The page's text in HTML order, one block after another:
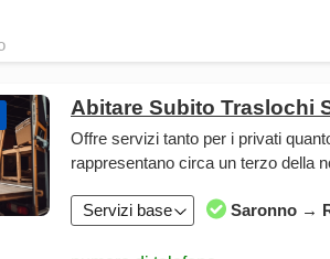
Abitare Subito Traslochi
Offre servizi tanto per i privati
rappresentano circa un terzo della
Servizi base Saronno →